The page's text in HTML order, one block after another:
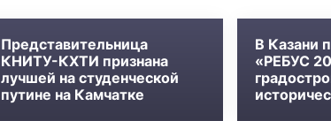
Представительница
КНИТУ-КХТИ признана
лучшей на студенческой
путине на Камчатке
В Казани
«РЕБУС